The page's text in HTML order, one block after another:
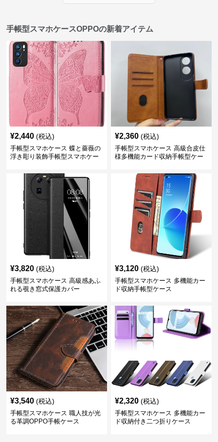
手帳型スマホケースOPPOの新着アイテム
¥2,440 (税込)
手帳型スマホケース 蝶と薔薇の
浮き彫り装飾手帳型スマホケー
¥2,360 (税込)
手帳型スマホケース 高級合皮仕
様多機能カード収納手帳型ケー
¥3,820 (税込)
手帳型スマホケース 高級感あふ
れる覗き窓式保護カバー
¥3,120 (税込)
手帳型スマホケース 多機能カー
ド収納手帳型ケース
¥3,540 (税込)
手帳型スマホケース 職人技が光
る革調OPPO手帳ケース
¥2,320 (税込)
手帳型スマホケース 多機能カー
ド収納付き二つ折りケース